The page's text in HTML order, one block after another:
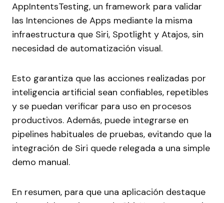
AppIntentsTesting, un framework para validar
las Intenciones de Apps mediante la misma
infraestructura que Siri, Spotlight y Atajos, sin
necesidad de automatización visual.
Esto garantiza que las acciones realizadas por
inteligencia artificial sean confiables, repetibles
y se puedan verificar para uso en procesos
productivos. Además, puede integrarse en
pipelines habituales de pruebas, evitando que la
integración de Siri quede relegada a una simple
demo manual.
En resumen, para que una aplicación destaque